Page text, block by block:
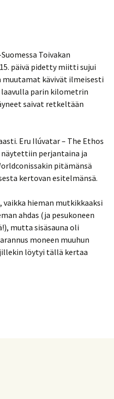
Toivakan
päivä pidetty miitti sujui
kävivät ilmeisesti
parin kilometrin
saivat retkeltään
Eru Ilúvatar – The Ethos
perjantaina ja
pitämänsä
kertovan esitelmänsä.
hieman mutkikkaaksi
ahdas (ja pesukoneen
mutta sisäsauna oli
moneen muuhun
löytyi tällä kertaa